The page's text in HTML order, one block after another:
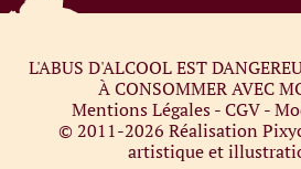
L'ABUS D'ALCOOL EST
À CONSOMMER AVEC
Mentions Légales-CGV-
© 2011-2026 Réalisation
artistique et